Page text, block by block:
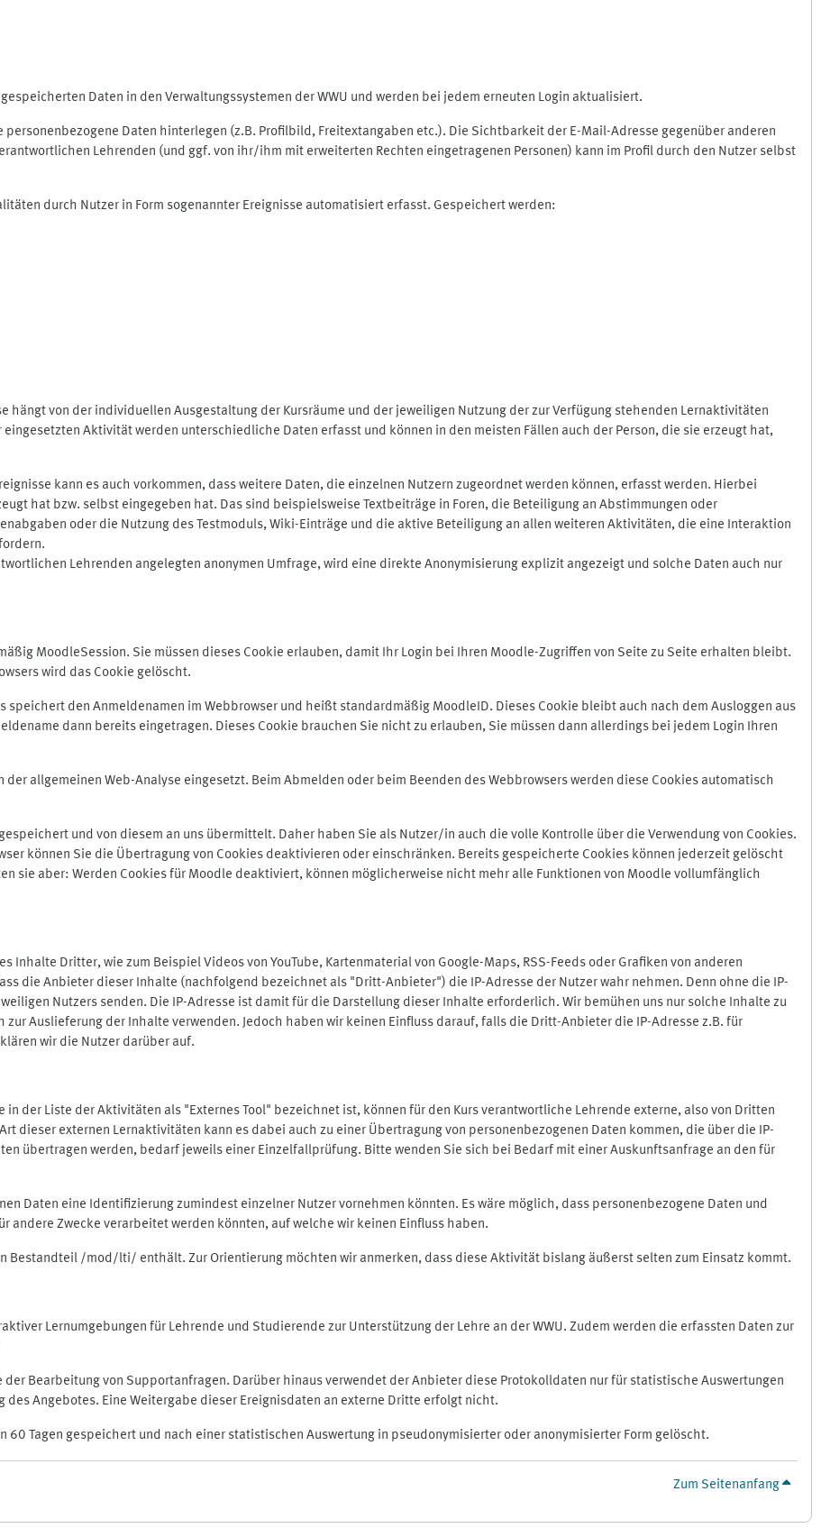
Daten in den Verwaltungssystemen der WWU und werden bei jedem erneuten Login aktualisiert.
Daten hinterlegen (z.B. Profilbild, Freitextangaben etc.). Die Sichtbarkeit der E-Mail-Adresse gegenüber anderen
Lehrenden (und ggf. von ihr/ihm mit erweiterten Rechten eingetragenen Personen) kann im Profil durch den Nutzer selbst
durch Nutzer in Form sogenannter Ereignisse automatisiert erfasst. Gespeichert werden:
hängt von der individuellen Ausgestaltung der Kursräume und der jeweiligen Nutzung der zur Verfügung stehenden Lernaktivitäten
Aktivität werden unterschiedliche Daten erfasst und können in den meisten Fällen auch der Person, die sie erzeugt hat,
kann es auch vorkommen, dass weitere Daten, die einzelnen Nutzern zugeordnet werden können, erfasst werden. Hierbei
hat bzw. selbst eingegeben hat. Das sind beispielsweise Textbeiträge in Foren, die Beteiligung an Abstimmungen oder
oder die Nutzung des Testmoduls, Wiki-Einträge und die aktive Beteiligung an allen weiteren Aktivitäten, die eine Interaktion
Lehrenden angelegten anonymen Umfrage, wird eine direkte Anonymisierung explizit angezeigt und solche Daten auch nur
MoodleSession. Sie müssen dieses Cookie erlauben, damit Ihr Login bei Ihren Moodle-Zugriffen von Seite zu Seite erhalten bleibt.
wird das Cookie gelöscht.
den Anmeldenamen im Webbrowser und heißt standardmäßig MoodleID. Dieses Cookie bleibt auch nach dem Ausloggen aus
dann bereits eingetragen. Dieses Cookie brauchen Sie nicht zu erlauben, Sie müssen dann allerdings bei jedem Login Ihren
der allgemeinen Web-Analyse eingesetzt. Beim Abmelden oder beim Beenden des Webbrowsers werden diese Cookies automatisch
und von diesem an uns übermittelt. Daher haben Sie als Nutzer/in auch die volle Kontrolle über die Verwendung von Cookies.
können Sie die Übertragung von Cookies deaktivieren oder einschränken. Bereits gespeicherte Cookies können jederzeit gelöscht
sie aber: Werden Cookies für Moodle deaktiviert, können möglicherweise nicht mehr alle Funktionen von Moodle vollumfänglich
Inhalte Dritter, wie zum Beispiel Videos von YouTube, Kartenmaterial von Google-Maps, RSS-Feeds oder Grafiken von anderen
die Anbieter dieser Inhalte (nachfolgend bezeichnet als "Dritt-Anbieter") die IP-Adresse der Nutzer wahr nehmen. Denn ohne die IP-
Nutzers senden. Die IP-Adresse ist damit für die Darstellung dieser Inhalte erforderlich. Wir bemühen uns nur solche Inhalte zu
Auslieferung der Inhalte verwenden. Jedoch haben wir keinen Einfluss darauf, falls die Dritt-Anbieter die IP-Adresse z.B. für
wir die Nutzer darüber auf.
der Liste der Aktivitäten als "Externes Tool" bezeichnet ist, können für den Kurs verantwortliche Lehrende externe, also von Dritten
dieser externen Lernaktivitäten kann es dabei auch zu einer Übertragung von personenbezogenen Daten kommen, die über die IP-
übertragen werden, bedarf jeweils einer Einzelfallprüfung. Bitte wenden Sie sich bei Bedarf mit einer Auskunftsanfrage an den für
Daten eine Identifizierung zumindest einzelner Nutzer vornehmen könnten. Es wäre möglich, dass personenbezogene Daten und
andere Zwecke verarbeitet werden könnten, auf welche wir keinen Einfluss haben.
Bestandteil /mod/lti/ enthält. Zur Orientierung möchten wir anmerken, dass diese Aktivität bislang äußerst selten zum Einsatz kommt.
Lernumgebungen für Lehrende und Studierende zur Unterstützung der Lehre an der WWU. Zudem werden die erfassten Daten zur
Bearbeitung von Supportanfragen. Darüber hinaus verwendet der Anbieter diese Protokolldaten nur für statistische Auswertungen
Angebotes. Eine Weitergabe dieser Ereignisdaten an externe Dritte erfolgt nicht.
60 Tagen gespeichert und nach einer statistischen Auswertung in pseudonymisierter oder anonymisierter Form gelöscht.
Zum Seitenanfang